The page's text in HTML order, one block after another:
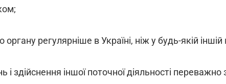
регулярніше в Україні, ніж у будь-якій іншій
і здійснення іншої поточної діяльності переважно